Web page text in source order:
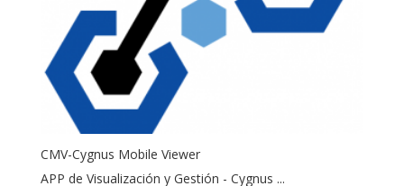
CMV-Cygnus Mobile Viewer
APP de Visualización y Gestión - Cygnus ...